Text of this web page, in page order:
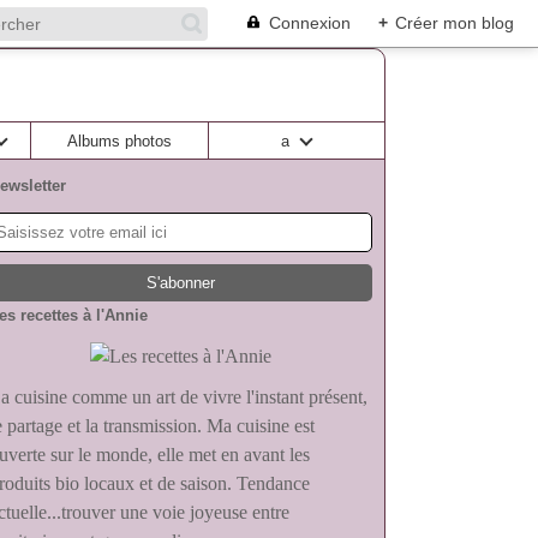
Connexion + Créer mon blog
Albums photos a
recettes à l'Annie
cuisine comme un art de vivre l'instant présent,
partage et la transmission. Ma cuisine est
sur le monde, elle met en avant les
bio locaux et de saison. Tendance
une voie joyeuse entre